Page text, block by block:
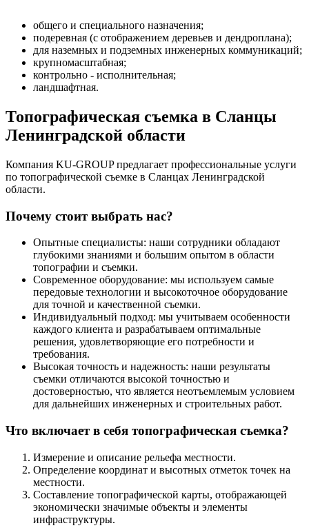
общего и специального назначения;
подеревная (с отображением деревьев и дендроплана);
для наземных и подземных инженерных коммуникаций;
крупномасштабная;
контрольно - исполнительная;
ландшафтная.
Топографическая съемка в Сланцы
Ленинградской области
Компания KU-GROUP предлагает профессиональные услуги
по топографической съемке в Сланцах Ленинградской
области.
Почему стоит выбрать нас?
Опытные специалисты: наши сотрудники обладают
глубокими знаниями и большим опытом в области
топографии и съемки.
Современное оборудование: мы используем самые
передовые технологии и высокоточное оборудование
для точной и качественной съемки.
Индивидуальный подход: мы учитываем особенности
каждого клиента и разрабатываем оптимальные
решения, удовлетворяющие его потребности и
требования.
Высокая точность и надежность: наши результаты
съемки отличаются высокой точностью и
достоверностью, что является неотъемлемым условием
для дальнейших инженерных и строительных работ.
Что включает в себя топографическая съемка?
Измерение и описание рельефа местности.
Определение координат и высотных отметок точек на
местности.
Составление топографической карты, отображающей
экономически значимые объекты и элементы
инфраструктуры.